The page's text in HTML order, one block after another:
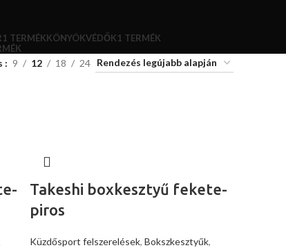
1 TERMÉKKÖNYÖKVÉDŐK1 TERMÉK
9 12 18 24
Takeshi boxkesztyű fekete-
piros
Küzdősport felszerelések,Bokszkesztyűk,